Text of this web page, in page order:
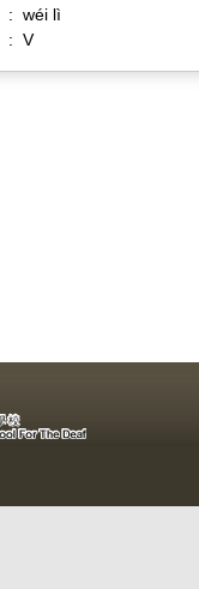
: wéi lì
: V